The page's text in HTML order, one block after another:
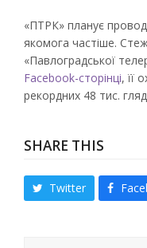
«ПТРК» планує
якомога частіше.
«Павлоградської
Facebook-сторінці, її
рекордних 48 тис.
SHARE THIS
Twitter